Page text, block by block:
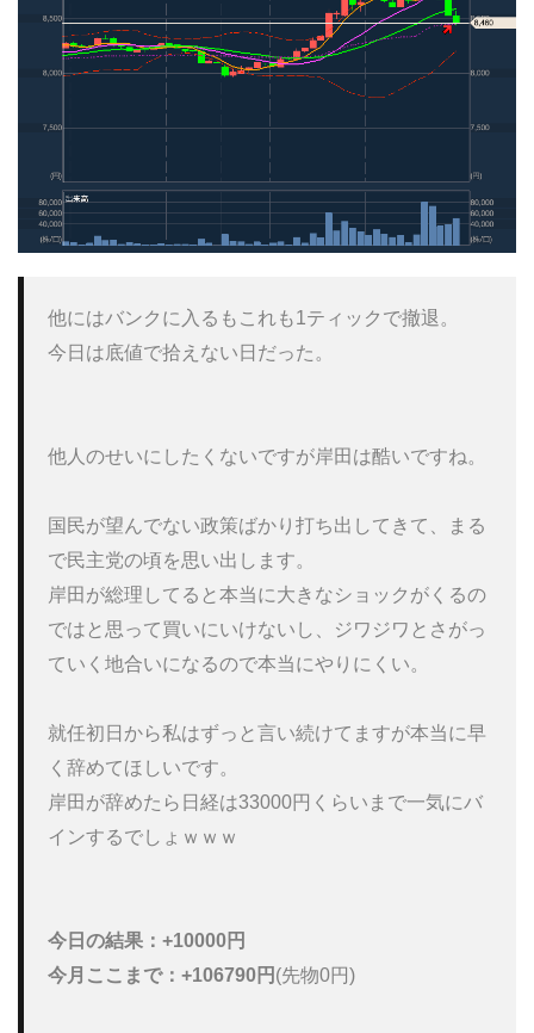
他にはバンクに入るもこれも1ティックで撤退。
今日は底値で拾えない日だった。
他人のせいにしたくないですが岸田は酷いですね。
国民が望んでない政策ばかり打ち出してきて、まる
で民主党の頃を思い出します。
岸田が総理してると本当に大きなショックがくるの
ではと思って買いにいけないし、ジワジワとさがっ
ていく地合いになるので本当にやりにくい。
就任初日から私はずっと言い続けてますが本当に早
く辞めてほしいです。
岸田が辞めたら日経は33000円くらいまで一気にバ
インするでしょｗｗｗ
今日の結果：+10000円
今月ここまで：+106790円 (先物0円)